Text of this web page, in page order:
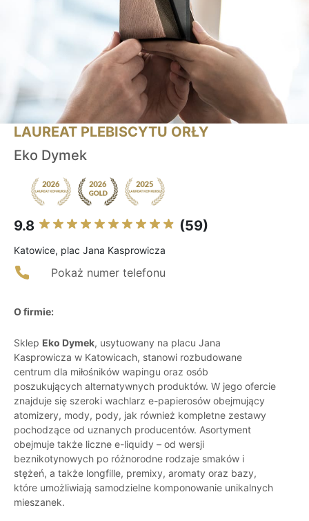
LAUREAT PLEBISCYTU ORŁY
Eko Dymek
9.8 (59)
Katowice, plac Jana Kasprowicza
Pokaż numer telefonu
O firmie:
Sklep Eko Dymek, usytuowany na placu Jana
Kasprowicza w Katowicach, stanowi rozbudowane
centrum dla miłośników wapingu oraz osób
poszukujących alternatywnych produktów. W jego ofercie
znajduje się szeroki wachlarz e-papierosów obejmujący
atomizery, mody, pody, jak również kompletne zestawy
pochodzące od uznanych producentów. Asortyment
obejmuje także liczne e-liquidy – od wersji
beznikotynowych po różnorodne rodzaje smaków i
stężeń, a także longfille, premixy, aromaty oraz bazy,
które umożliwiają samodzielne komponowanie unikalnych
mieszanek.